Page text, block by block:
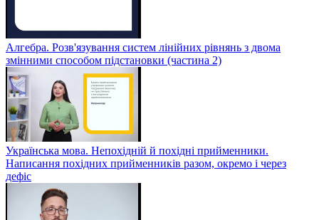
Алгебра. Розв'язування систем лінійних рівнянь з двома
змінними способом підстановки (частина 2)
Українська мова. Непохідній й похідні прийменники.
Написання похідних прийменників разом, окремо і через
дефіс